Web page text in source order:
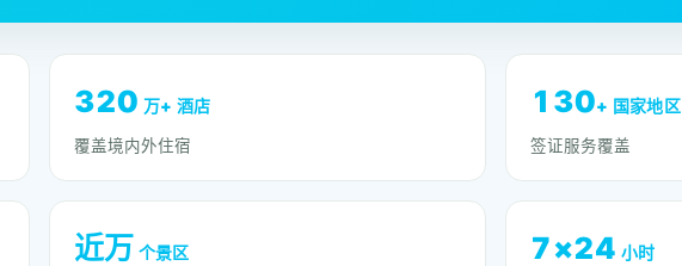
320 万+ 酒店
覆盖境内外住宿
130+ 国家地区
签证服务覆盖
近万 个景区 7×24 小时